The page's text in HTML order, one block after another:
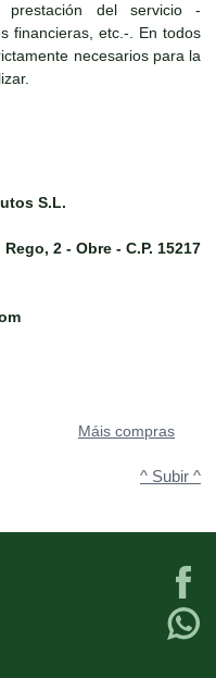
del servicio -
financieras, etc.-. En todos
necesarios para la
S.L.
2 - Obre - C.P. 15217
Máis compras
^ Subir ^